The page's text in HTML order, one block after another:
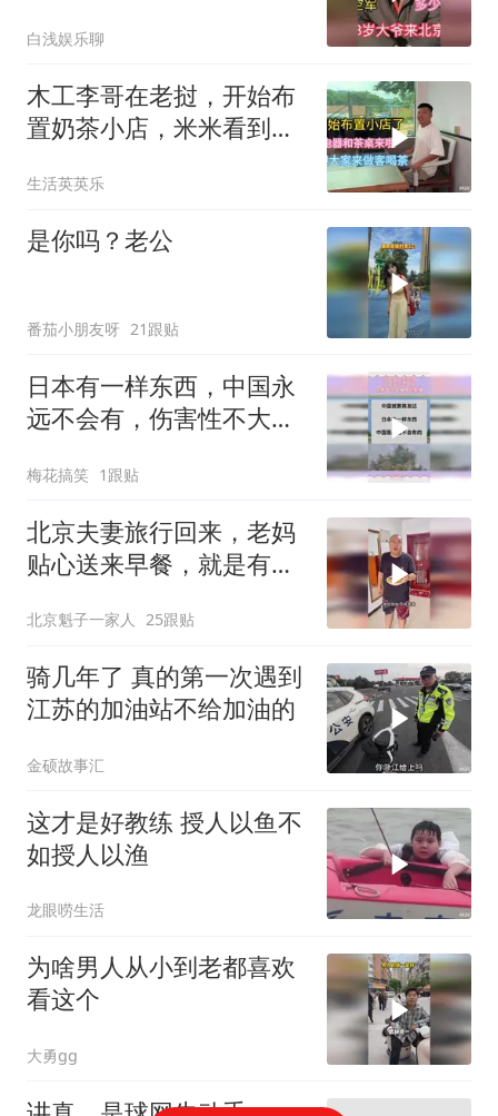
白浅娱乐聊
木工李哥在老挝，开始布
置奶茶小店，米米看到会
生活英英乐
是你吗？老公
番茄小朋友呀 21跟贴
日本有一样东西，中国永
远不会有，伤害性不大侮
梅花搞笑 1跟贴
北京夫妻旅行回来，老妈
贴心送来早餐，就是有点
北京魁子一家人 25跟贴
骑几年了 真的第一次遇到
江苏的加油站不给加油的
金硕故事汇
这才是好教练 授人以鱼不
如授人以渔
龙眼唠生活
为啥男人从小到老都喜欢
看这个
大勇gg